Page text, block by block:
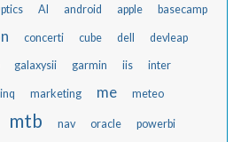
AI android apple basecamp
concerti cube dell devleap
galaxysii garmin iis inter
linq marketing me meteo
mtb nav oracle powerbi